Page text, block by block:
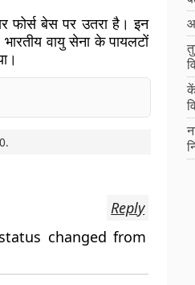
फोर्स बेस पर उतरा है। इन
भारतीय वायु सेना के पायलटों
.
changed from
Reply